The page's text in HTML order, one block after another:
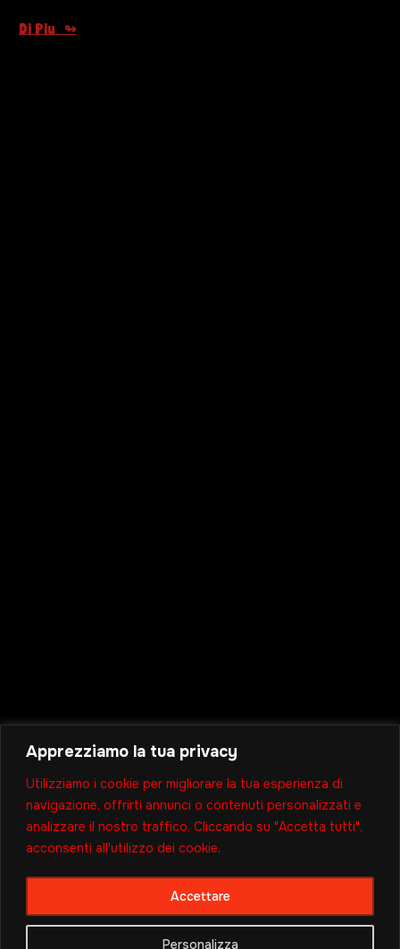
Apprezziamo la tua privacy
Utilizziamo i cookie per migliorare la tua esperienza di
navigazione, offrirti annunci o contenuti personalizzati e
analizzare il nostro traffico. Cliccando su "Accetta tutti",
acconsenti all'utilizzo dei cookie.
Personalizza
Accettare
Di Piu